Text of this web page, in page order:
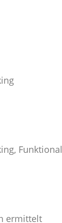
Funktional
ermittelt